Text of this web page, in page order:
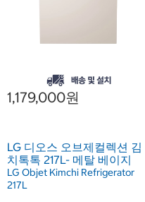
1,179,000원
LG 디오스 오브제컬렉션 김
치톡톡 217L- 메탈 베이지
LG Objet Kimchi Refrigerator
217L